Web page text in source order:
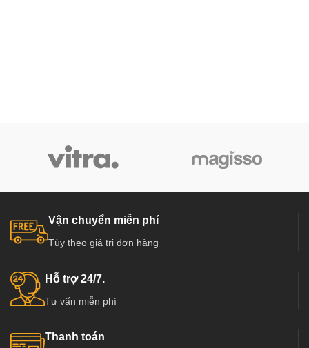
Vận chuyển miễn phí
Tùy theo giá trị đơn hàng
Hỗ trợ 24/7.
Tư vấn miễn phí
Thanh toán